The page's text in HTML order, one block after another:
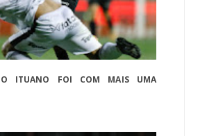
ITUANO FOI COM MAIS UMA